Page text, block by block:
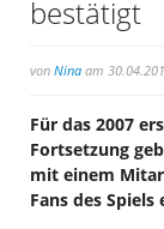
bestätigt
von Nina am
Für das 2007
Fortsetzung
mit einem
Fans des